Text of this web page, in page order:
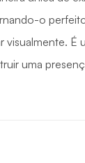
o
visualmente. É
uma